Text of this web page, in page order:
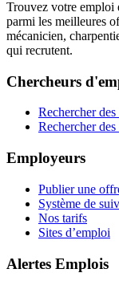
Trouvez votre emploi
parmi les meilleures
mécanicien,
qui recrutent.
Chercheurs
Rechercher
Rechercher
Employeurs
Publier une
Système de
Nos tarifs
Sites d’emploi
Alertes Emplois